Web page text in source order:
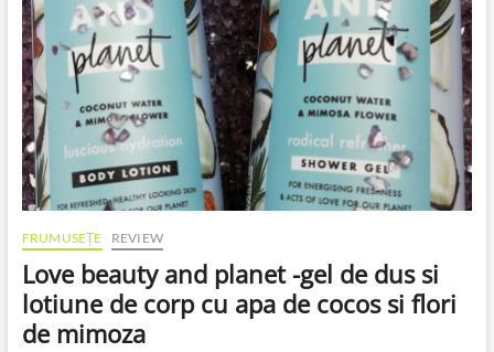
FRUMUSEȚE REVIEW
Love beauty and planet -gel de dus si
lotiune de corp cu apa de cocos si flori
de mimoza